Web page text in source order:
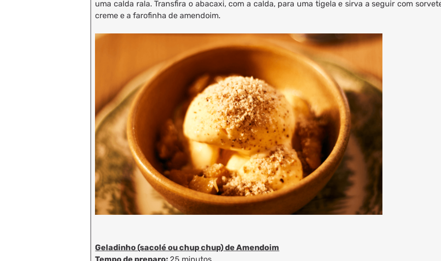
uma calda rala. Transfira o abacaxi, com a calda, para uma tigela e sirva a seguir com
creme e a farofinha de amendoim.
Geladinho (sacolé ou chup chup) de Amendoim